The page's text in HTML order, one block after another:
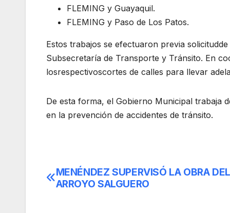
FLEMING y Guayaquil.
FLEMING y Paso de Los Patos.
Estos trabajos se efectuaron previa
Subsecretaría de Transporte y Tránsito. En
losrespectivoscortes de calles para llevar
De esta forma, el Gobierno Municipal trabaja
en la prevención de accidentes de tránsito.
Navegación
MENÉNDEZ SUPERVISÓ LA OBRA DEL
ARROYO SALGUERO